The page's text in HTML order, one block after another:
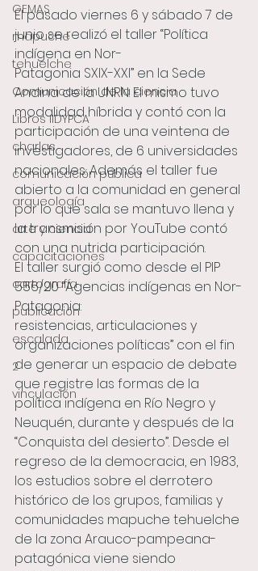
GEMAS
mapuche
tehuelche
Comunicación de la ciencia
Libros IIDYPCA
charlas
comunicación pública
arqueología
arte y ciencia
capacitaciones
cartografía
publicación
escalada
2
vinculación
El pasado viernes 6 y sábado 7 de
junio se realizó el taller “Política
indígena en Nor-
Patagonia SXIX-XXI” en la Sede
Andina de la UNRN. El mismo tuvo
modalidad híbrida y contó con la
participación de una veintena de
investigadores, de 6 universidades
nacionales. Además el taller fue
abierto a la comunidad en general
por lo que sala se mantuvo llena y
la transmisión por YouTube contó
con una nutrida participación.
El taller surgió como desde el PIP
556/20 “Agencias indígenas en Nor-
Patagonia:
resistencias, articulaciones y
organizaciones políticas” con el fin
de generar un espacio de debate
que registre las formas de la
política indígena en Río Negro y
Neuquén, durante y después de la
“Conquista del desierto”. Desde el
regreso de la democracia, en 1983,
los estudios sobre el derrotero
histórico de los grupos, familias y
comunidades mapuche tehuelche
de la zona Arauco-pampeana-
patagónica viene siendo